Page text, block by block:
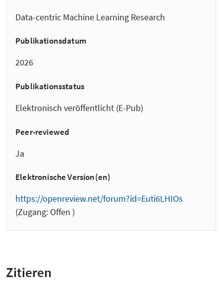
Data-centric Machine Learning Research
Publikationsdatum
2026
Publikationsstatus
Elektronisch veröffentlicht (E-Pub)
Peer-reviewed
Ja
Elektronische Version(en)
https://openreview.net/forum?id=Euti6LHIOs
(Zugang: Offen )
Zitieren